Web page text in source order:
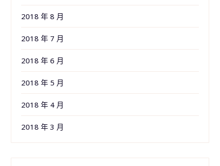
2018 年 8 月
2018 年 7 月
2018 年 6 月
2018 年 5 月
2018 年 4 月
2018 年 3 月